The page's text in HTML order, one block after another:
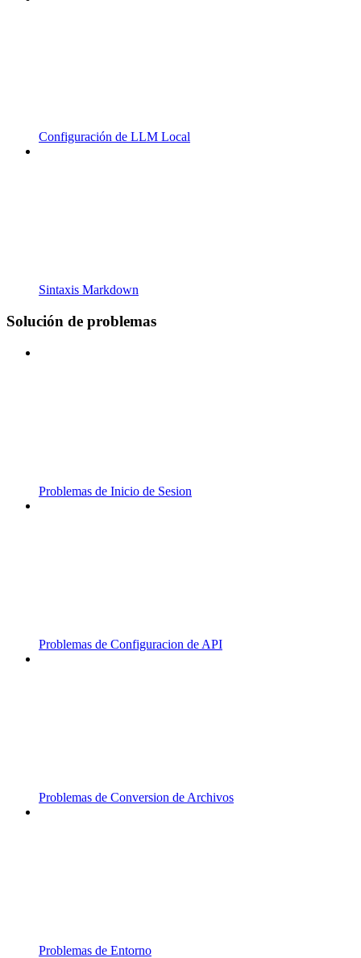
Configuración de LLM Local
Sintaxis Markdown
Solución de problemas
Problemas de Inicio de Sesion
Problemas de Configuracion de API
Problemas de Conversion de Archivos
Problemas de Entorno